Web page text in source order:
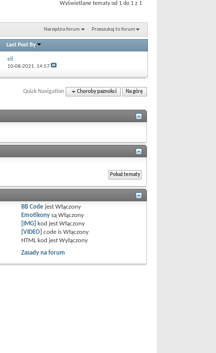
Wyświetlane tematy od 1 do 1 z 1
Narzędzia forum Przeszukaj to forum
Last Post By
ell
10-08-2021, 14:57
Quick Navigation Choroby paznokci Na górę
BB Code jestWłączony
Emotikony sąWłączony
[IMG] kod jestWłączony
[VIDEO] code isWłączony
HTML kod jestWyłączony
Zasady na forum